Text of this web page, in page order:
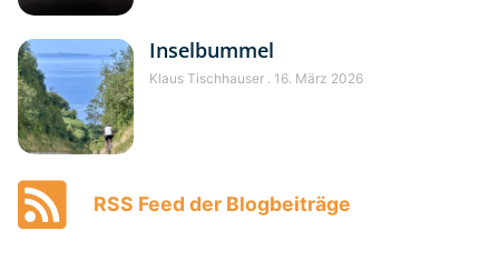
Inselbummel
Klaus Tischhauser 16. März 2026
RSS Feed der Blogbeiträge